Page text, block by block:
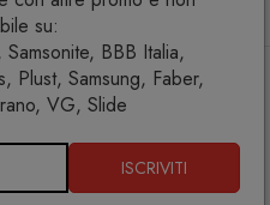
su:
BBB Italia,
Plust, Samsung, Faber,
VG, Slide
ISCRIVITI
albero luminoso